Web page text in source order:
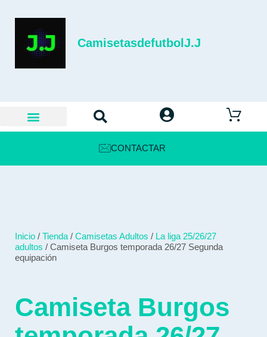
CamisetasdefutbolJ.J
CONTACTAR
Inicio / Tienda / Camisetas Adultos / La liga 25/26/27
adultos / Camiseta Burgos temporada 26/27 Segunda
equipación
Camiseta Burgos